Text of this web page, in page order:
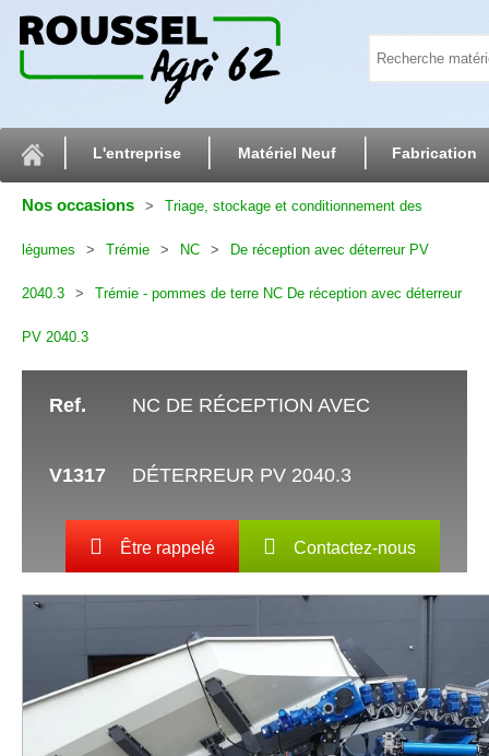
L'entreprise Matériel Neuf Fabrication
Nos occasions Triage, stockage et conditionnement des
légumes Trémie NC De réception avec déterreur PV
2040.3 Trémie - pommes de terre NC De réception avec déterreur
PV 2040.3
NC DE RÉCEPTION AVEC
DÉTERREUR PV 2040.3
Ref.
V1317
Être rappelé Contactez-nous